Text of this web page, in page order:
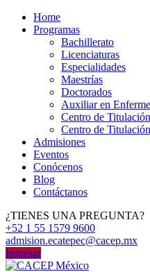
Home
Programas
Bachillerato
Licenciaturas
Especialidades
Maestrías
Doctorados
Auxiliar en
Centro de
Centro de
Admisiones
Eventos
Conócenos
Blog
Contáctanos
¿TIENES UNA PREGUNTA?
+52 1 55 1579 9600
admision.ecatepec@cacep.mx
Ingresar